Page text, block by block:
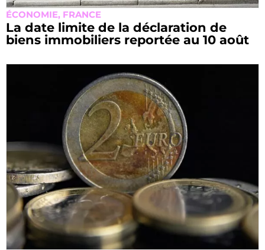
ÉCONOMIE, FRANCE
La date limite de la déclaration de
biens immobiliers reportée au 10 août